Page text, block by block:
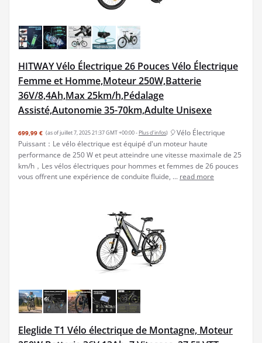
HITWAY Vélo Électrique 26 Pouces Vélo Électrique
Femme et Homme,Moteur 250W,Batterie
36V/8,4Ah,Max 25km/h,Pédalage
Assisté,Autonomie 35-70km,Adulte Unisexe
699,99 € (as of juillet 7, 2025 21:37 GMT +00:00 - Plus d’infos) 🎈Vélo Électrique
Puissant：Le vélo électrique est équipé d'un moteur haute
performance de 250 W et peut atteindre une vitesse maximale de 25
km/h，Les vélos électriques pour hommes et femmes de 26 pouces
vous offrent une expérience de conduite fluide, ... read more
Eleglide T1 Vélo électrique de Montagne, Moteur